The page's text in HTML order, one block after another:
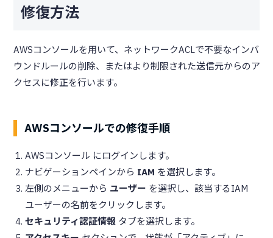
修復方法
AWSコンソールを用いて、ネットワークACLで不要なインバ
ウンドルールの削除、またはより制限された送信元からのア
クセスに修正を行います。
AWSコンソールでの修復手順
AWSコンソール にログインします。
ナビゲーションペインから IAM を選択します。
左側のメニューから ユーザー を選択し、該当するIAM
ユーザーの名前をクリックします。
セキュリティ認証情報 タブを選択します。